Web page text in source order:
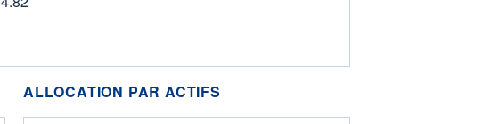
ALLOCATION PAR ACTIFS